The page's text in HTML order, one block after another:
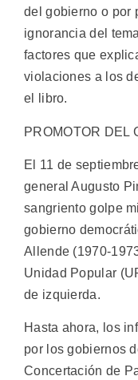
del gobierno o por
ignorancia del
factores que
violaciones a los
el libro.
PROMOTOR DEL
El 11 de
general Augusto
sangriento golpe
gobierno
Allende (1970-
Unidad Popular
de izquierda.
Hasta ahora, los
por los gobiernos
Concertación de